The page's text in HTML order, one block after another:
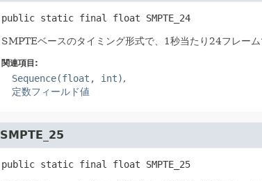
public static final float SMPTE_24
SMPTEベースのタイミング形式で、1秒当たり24フレー
関連項目:
Sequence(float, int)
定数フィールド値
SMPTE_25
public static final float SMPTE_25